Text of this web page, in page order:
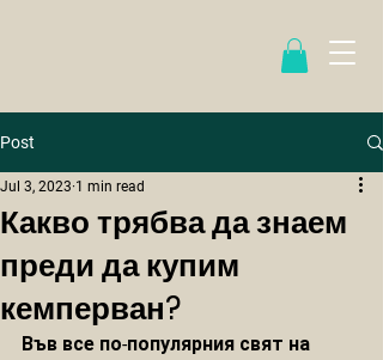
Post
Какво трябва да знаем
преди да купим
кемперван?
Jul 3, 2023 1 min read
Във все по-популярния свят на